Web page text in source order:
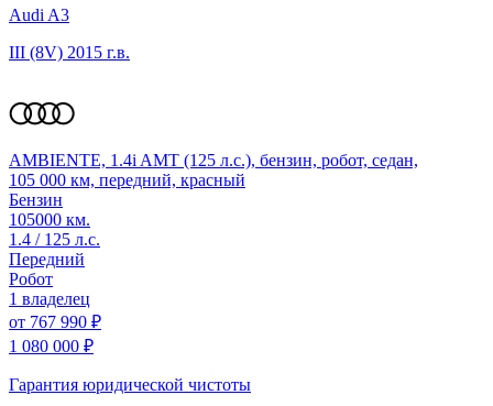
Audi A3
III (8V) 2015 г.в.
AMBIENTE, 1.4i AMT (125 л.с.), бензин, робот, седан,
105 000 км, передний, красный
Бензин
105000 км.
1.4 / 125 л.с.
Передний
Робот
1 владелец
от 767 990 ₽
1 080 000 ₽
Гарантия юридической чистоты